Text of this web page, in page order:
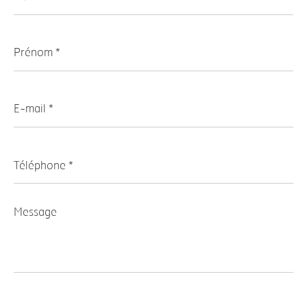
*
mail
*
Message
*